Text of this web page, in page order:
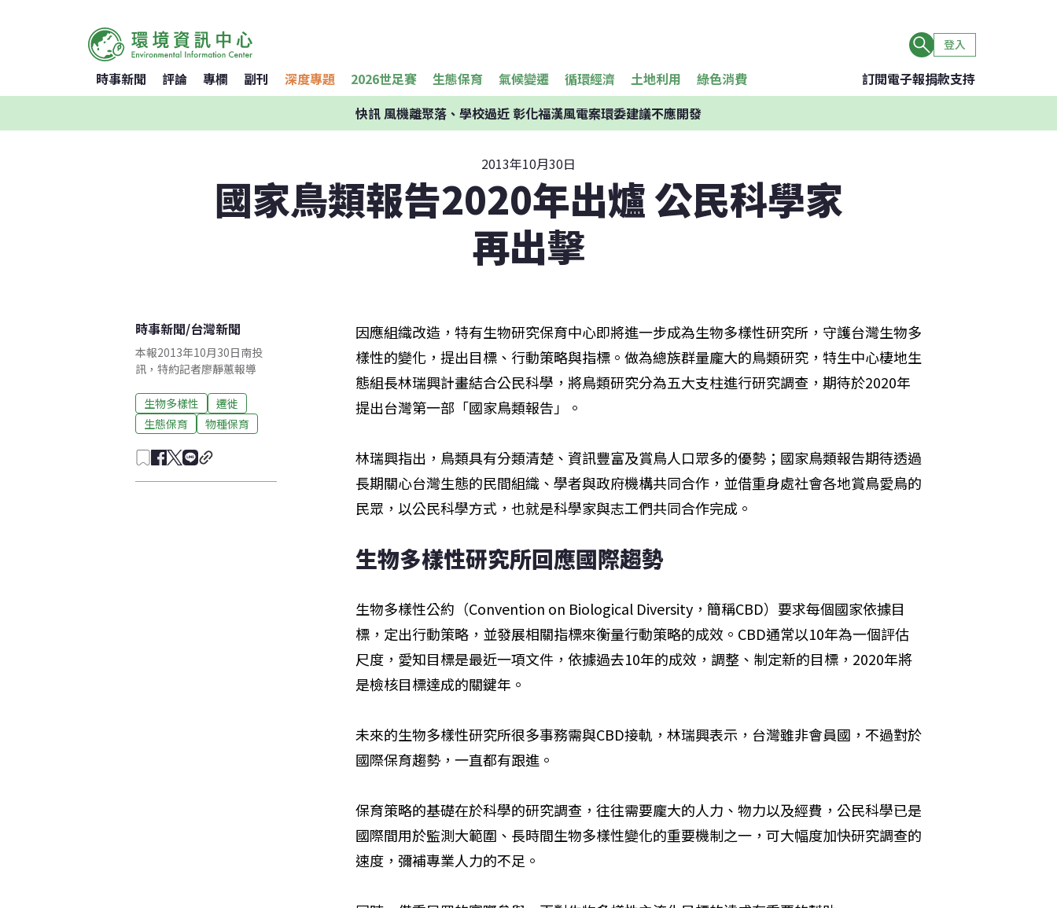
登入
時事新聞 評論 專欄 副刊 深度專題 2026世足賽 生態保育 氣候變遷 循環經濟 土地利用 綠色消費 訂閱電子報捐款支持
快訊風機離聚落、學校過近 彰化福漢風電案環委建議不應開發
2013年10月30日
國家鳥類報告2020年出爐 公民科學家
再出擊
時事新聞/台灣新聞
本報2013年10月30日南投
訊，特約記者廖靜蕙報導
生物多樣性
遷徙
生態保育
物種保育
因應組織改造，特有生物研究保育中心即將進一步成為生物多樣性研究所，守護台灣生物多
樣性的變化，提出目標、行動策略與指標。做為總族群量龐大的鳥類研究，特生中心棲地生
態組長林瑞興計畫結合公民科學，將鳥類研究分為五大支柱進行研究調查，期待於2020年
提出台灣第一部「國家鳥類報告」。
林瑞興指出，鳥類具有分類清楚、資訊豐富及賞鳥人口眾多的優勢；國家鳥類報告期待透過
長期關心台灣生態的民間組織、學者與政府機構共同合作，並借重身處社會各地賞鳥愛鳥的
民眾，以公民科學方式，也就是科學家與志工們共同合作完成。
生物多樣性研究所回應國際趨勢
生物多樣性公約（Convention on Biological Diversity，簡稱CBD）要求每個國家依據目
標，定出行動策略，並發展相關指標來衡量行動策略的成效。CBD通常以10年為一個評估
尺度，愛知目標是最近一項文件，依據過去10年的成效，調整、制定新的目標，2020年將
是檢核目標達成的關鍵年。
未來的生物多樣性研究所很多事務需與CBD接軌，林瑞興表示，台灣雖非會員國，不過對於
國際保育趨勢，一直都有跟進。
保育策略的基礎在於科學的研究調查，往往需要龐大的人力、物力以及經費，公民科學已是
國際間用於監測大範圍、長時間生物多樣性變化的重要機制之一，可大幅度加快研究調查的
速度，彌補專業人力的不足。